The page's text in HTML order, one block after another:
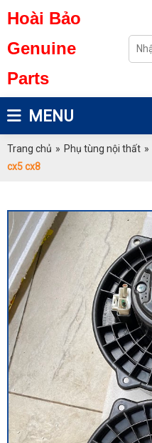
Hoài Bảo
Genuine
Parts
MENU
Trang chủ » Phụ tùng nội thất »
cx5 cx8